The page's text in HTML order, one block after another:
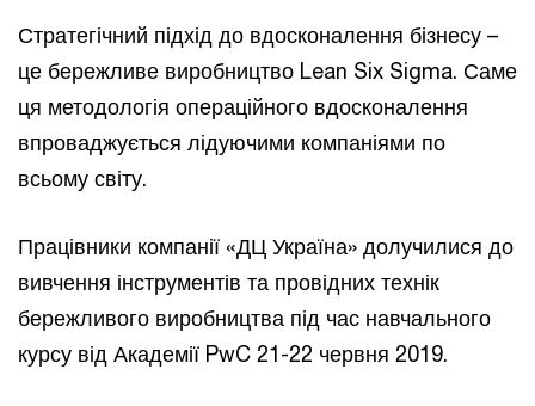
Стратегічний підхід до вдосконалення бізнесу –
це бережливе виробництво Lean Six Sigma. Саме
ця методологія операційного вдосконалення
впроваджується лідуючими компаніями по
всьому світу.
Працівники компанії «ДЦ Україна» долучилися до
вивчення інструментів та провідних технік
бережливого виробництва під час навчального
курсу від Академії PwC 21-22 червня 2019.